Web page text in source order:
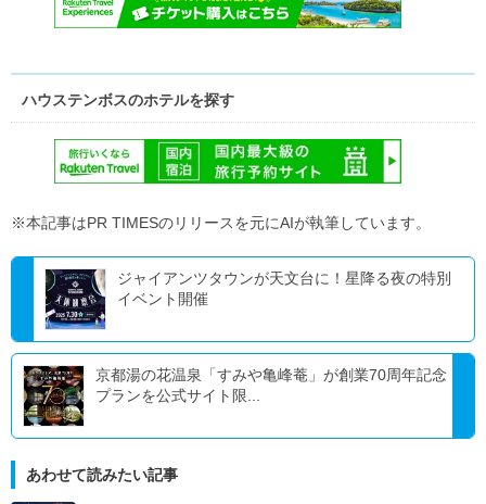
ハウステンボスのホテルを探す
※本記事はPR TIMESのリリースを元にAIが執筆しています。
ジャイアンツタウンが天文台に！星降る夜の特別
イベント開催
京都湯の花温泉「すみや亀峰菴」が創業70周年記念
プランを公式サイト限...
あわせて読みたい記事